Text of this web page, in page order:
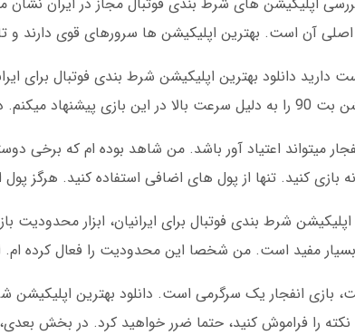
آن است. بهترین اپلیکیشن ها سرورهای قوی دارند و
دارید دانلود بهترین اپلیکیشن شرط بندی فوتبال برای
مزایای کلی اپلیکیشن ها را براتون توضیح میدهم.
میتواند اعتیاد آور باشد. من شاهد بوده ام که
بازی کنید. تنها از پول های اضافی استفاده کنید. هرگز پول
اپلیکیشن شرط بندی فوتبال برای ایرانیان، ابزار محدودیت
مفید است. من شخصا این محدودیت را فعال کرده ام.
بازی انفجار یک سرگرمی است. دانلود بهترین اپلیکیشن
نکته را فراموش کنید، حتما ضرر خواهید کرد. در بخش